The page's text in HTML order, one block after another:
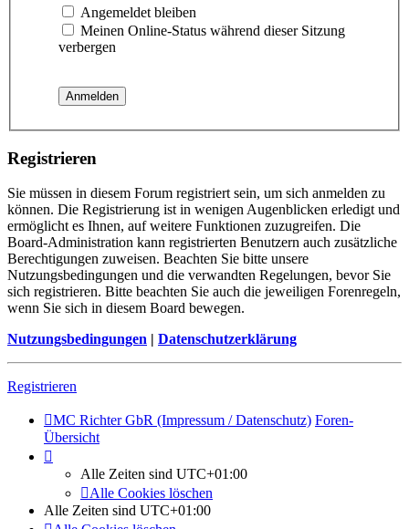
Angemeldet bleiben
Meinen Online-Status während dieser Sitzung
verbergen
Registrieren
Sie müssen in diesem Forum registriert sein, um sich anmelden zu
können. Die Registrierung ist in wenigen Augenblicken erledigt und
ermöglicht es Ihnen, auf weitere Funktionen zuzugreifen. Die
Board-Administration kann registrierten Benutzern auch zusätzliche
Berechtigungen zuweisen. Beachten Sie bitte unsere
Nutzungsbedingungen und die verwandten Regelungen, bevor Sie
sich registrieren. Bitte beachten Sie auch die jeweiligen Forenregeln,
wenn Sie sich in diesem Board bewegen.
Nutzungsbedingungen | Datenschutzerklärung
Registrieren
MC Richter GbR (Impressum / Datenschutz) Foren-
Übersicht
Alle Zeiten sind UTC+01:00
Alle Cookies löschen
Alle Zeiten sind UTC+01:00